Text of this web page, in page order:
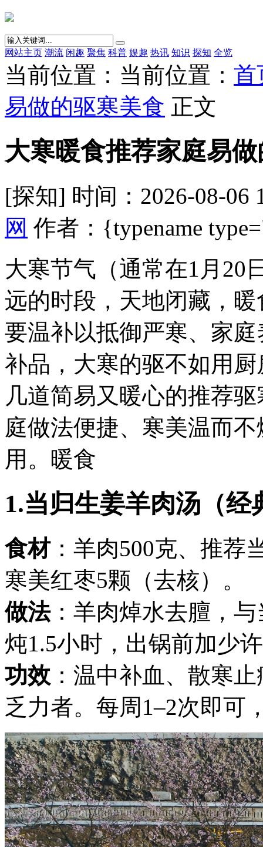
网站主页 潮流 闲趣 聚焦 科普 娱趣 热讯 知识 探知 全览
当前位置：当前位置： 首
易做的驱寒美食 正文
大寒暖食推荐家庭易
[探知] 时间：2026-08-06
网 作者：{typename
大寒节气（通常在1月20
远的时段，天地闭藏，
要温补以抵御严寒、家
补品，大寒的驱不如用
几道简易又暖心的推荐
庭做法便捷、寒美温而
用。暖食
1.当归生姜羊肉汤（经
食材：羊肉500克、推荐
寒美红枣5颗（去核）。
做法：羊肉焯水去膻，
炖1.5小时，出锅前加少
功效 ：温中补血、散寒
乏力者。每周1–2次即可